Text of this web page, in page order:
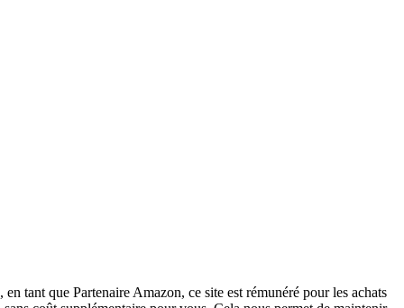
tant que Partenaire Amazon, ce site est rémunéré pour les achats